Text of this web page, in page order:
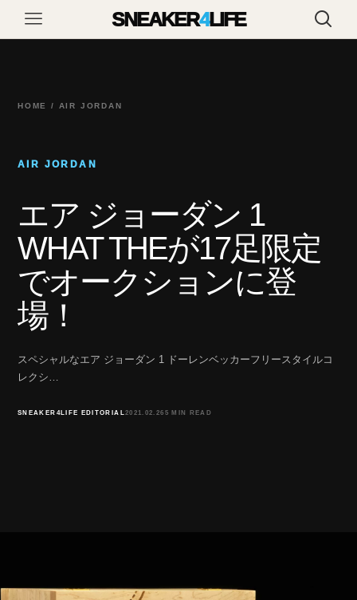
SNEAKER4LIFE
HOME / AIR JORDAN
AIR JORDAN
エア ジョーダン 1
WHAT THEが17足限定
でオークションに登
場！
スペシャルなエア ジョーダン 1 ドーレンベッカーフリースタイルコ
レクシ…
SNEAKER4LIFE EDITORIAL2021.02.26 5 MIN READ